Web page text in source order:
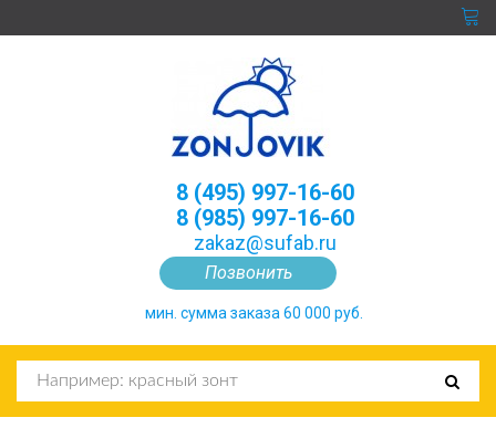
Позвонить
8 (495) 997-16-60
8 (985) 997-16-60
zakaz@sufab.ru
мин. сумма заказа 60 000 руб.